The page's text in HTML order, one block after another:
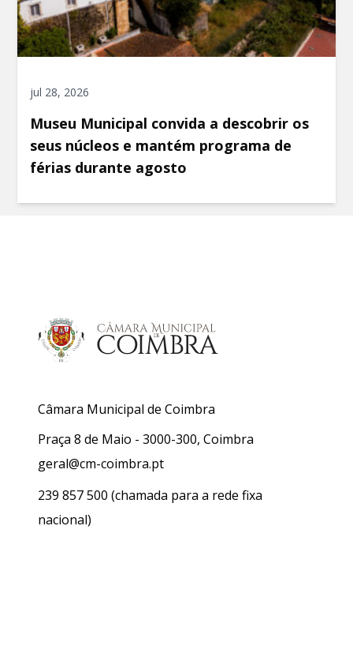
jul 28, 2026
Museu Municipal convida a descobrir os
seus núcleos e mantém programa de
férias durante agosto
Câmara Municipal de Coimbra
Praça 8 de Maio - 3000-300, Coimbra
geral@cm-coimbra.pt
239 857 500 (chamada para a rede fixa
nacional)